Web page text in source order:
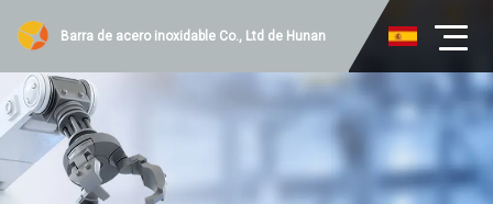
Barra de acero inoxidable Co., Ltd de Hunan